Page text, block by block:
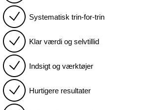
Systematisk trin-for-trin
Klar værdi og selvtillid
Indsigt og værktøjer
Hurtigere resultater